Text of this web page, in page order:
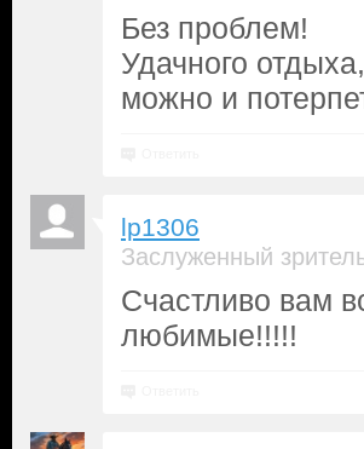
Без проблем!
Удачного
можно и
lp1306
Заслуженный
Счастливо вам
любимые!!!!!